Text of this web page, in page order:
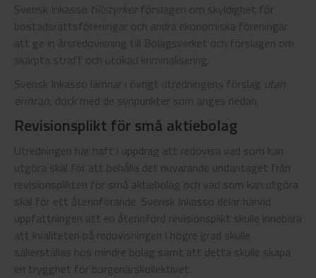
Svensk Inkasso tillstyrker förslagen om skyldighet för
bostadsrättsföreningar och andra ekonomiska föreningar
att ge in årsredovisning till Bolagsverket och förslagen om
skärpta straff och utökad kriminalisering.
Svensk Inkasso lämnar i övrigt utredningens förslag utan
erinran, dock med de synpunkter som anges nedan.
Revisionsplikt för små aktiebolag
Utredningen har haft i uppdrag att redovisa vad som kan
utgöra skäl för att behålla det nuvarande undantaget från
revisionsplikten för små aktiebolag och vad som kan utgöra
skäl för ett återinförande. Svensk Inkasso delar härvid
uppfattningen att en återinförd revisionsplikt skulle innebära
att kvaliteten på redovisningen i högre grad skulle
säkerställas hos mindre bolag samt att detta skulle skapa
en trygghet för borgenärskollektivet.